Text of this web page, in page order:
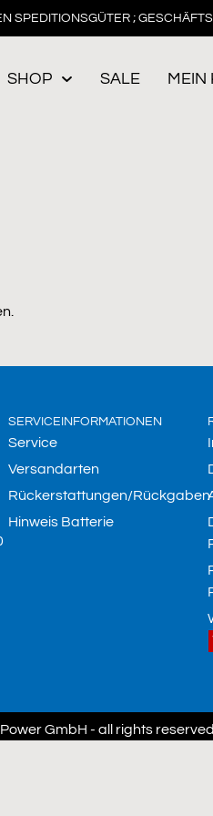
;
SHOP SALE MEIN
SERVICEINFORMATIONEN
Service
Versandarten
Rückerstattungen/Rückgaben
Hinweis Batterie
GmbH - all rights